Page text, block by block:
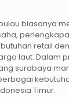
biasanya
retail
laut. Dalam
surabaya
Timur.